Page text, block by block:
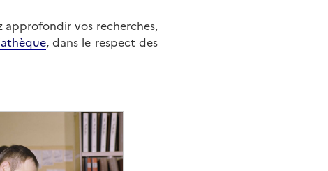
approfondir vos recherches,
, dans le respect des